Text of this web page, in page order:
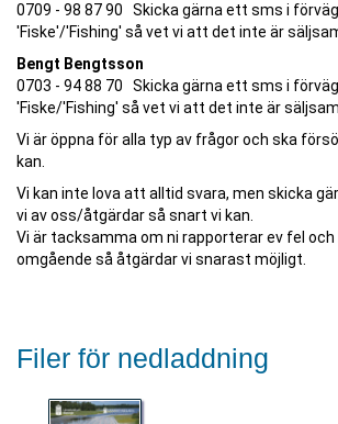
0709 - 98 87 90 Skicka gärna ett sms i
'Fiske'/'Fishing' så vet vi att det inte är
Bengt Bengtsson
0703 - 94 88 70 Skicka gärna ett sms i
'Fiske/'Fishing' så vet vi att det inte är
Vi är öppna för alla typ av frågor och ska
kan.
Vi kan inte lova att alltid svara, men skicka
vi av oss/åtgärdar så snart vi kan.
Vi är tacksamma om ni rapporterar ev fel
omgående så åtgärdar vi snarast möjligt.
Filer för nedladdning